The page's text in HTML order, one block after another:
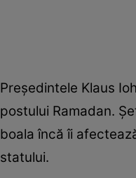
Preşedintele Klaus
postului Ramadan.
boala încă îi
statului.